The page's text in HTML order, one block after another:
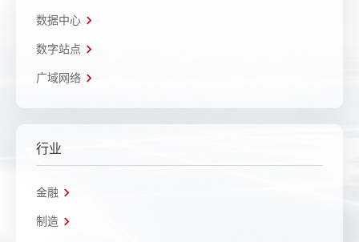
数据中心
数字站点
广域网络
行业
金融
制造